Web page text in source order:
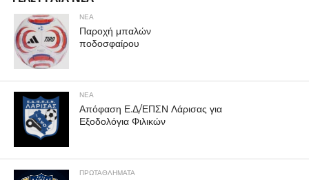
ΝΕΑ
Παροχή μπαλών
ποδοσφαίρου
ΝΕΑ
Απόφαση Ε.Δ/ΕΠΣΝ Λάρισας για
Εξοδολόγια Φιλικών
ΠΡΩΤΑΘΛΉΜΑΤΑ